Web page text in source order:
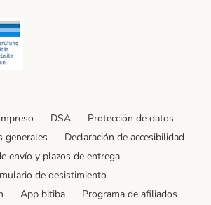
DSA
Protección de datos
generales
Declaración de accesibilidad
envío y plazos de entrega
de desistimiento
App bitiba
Programa de afiliados